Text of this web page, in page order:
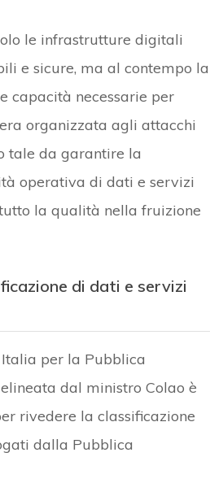
le infrastrutture digitali
e sicure, ma al contempo la
capacità necessarie per
organizzata agli attacchi
tale da garantire la
operativa di dati e servizi
la qualità nella fruizione
di dati e servizi
per la Pubblica
dal ministro Colao è
rivedere la classificazione
dalla Pubblica